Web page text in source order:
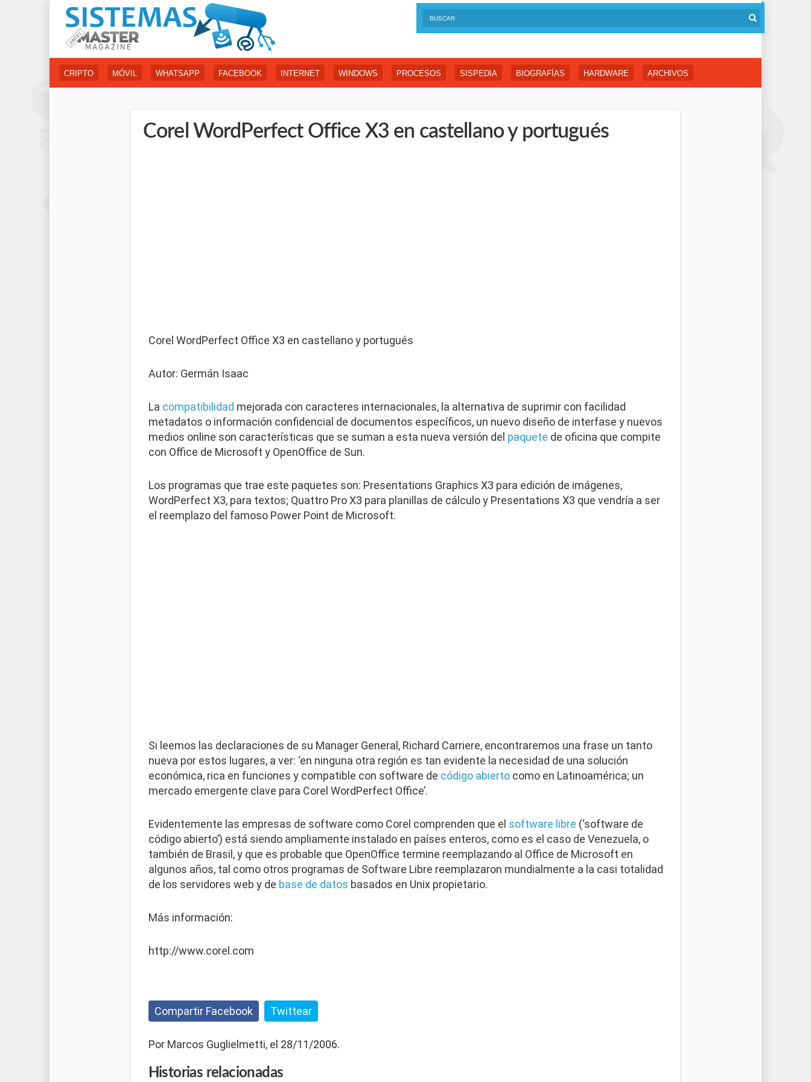
CRIPTO MÓVIL WHATSAPP FACEBOOK INTERNET WINDOWS PROCESOS SISPEDIA BIOGRAFÍAS HARDWARE ARCHIVOS
Corel WordPerfect Office X3 en castellano y portugués
Corel WordPerfect Office X3 en castellano y portugués
Autor: Germán Isaac
La compatibilidad mejorada con caracteres internacionales, la alternativa de suprimir con facilidad
metadatos o información confidencial de documentos específicos, un nuevo diseño de interfase y nuevos
medios online son características que se suman a esta nueva versión del paquete de oficina que compite
con Office de Microsoft y OpenOffice de Sun.
Los programas que trae este paquetes son: Presentations Graphics X3 para edición de imágenes,
WordPerfect X3, para textos; Quattro Pro X3 para planillas de cálculo y Presentations X3 que vendría a ser
el reemplazo del famoso Power Point de Microsoft.
Si leemos las declaraciones de su Manager General, Richard Carriere, encontraremos una frase un tanto
nueva por estos lugares, a ver: ‘en ninguna otra región es tan evidente la necesidad de una solución
económica, rica en funciones y compatible con software de código abiertocomo en Latinoamérica; un
mercado emergente clave para Corel WordPerfect Office’.
Evidentemente las empresas de software como Corel comprenden que el software libre (‘software de
código abierto’) está siendo ampliamente instalado en países enteros, como es el caso de Venezuela, o
también de Brasil, y que es probable que OpenOffice termine reemplazando al Office de Microsoft en
algunos años, tal como otros programas de Software Libre reemplazaron mundialmente a la casi totalidad
de los servidores web y de base de datos basados en Unix propietario.
Más información:
http://www.corel.com
Compartir Facebook Twittear
Por Marcos Guglielmetti, el 28/11/2006.
Historias relacionadas